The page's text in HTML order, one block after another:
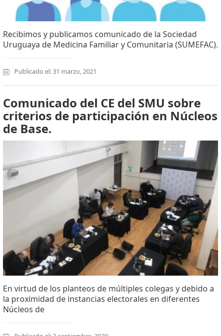
Recibimos y publicamos comunicado de la Sociedad
Uruguaya de Medicina Familiar y Comunitaria (SUMEFAC).
Publicado el: 31 marzo, 2021
Comunicado del CE del SMU sobre
criterios de participación en Núcleos
de Base.
En virtud de los planteos de múltiples colegas y debido a
la proximidad de instancias electorales en diferentes
Núcleos de